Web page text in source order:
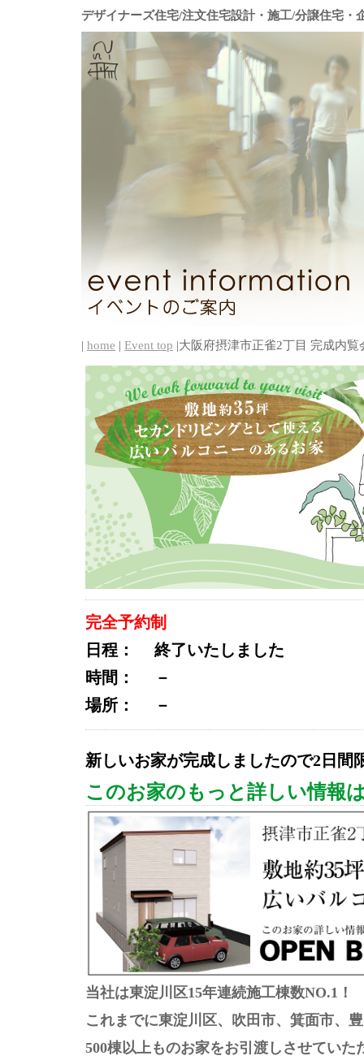
デザイナーズ住宅/注文住宅設計・施工/分譲住宅・
| home | Event top |大阪府摂津市正雀2丁目 完成内覧
完全予約制
日程：
終了いたしました
時間：
－
場所：
－
新しいお家が完成しましたので2日間
このお家のもっと詳しい情報
当社は東淀川区15年連続施工棟数NO.1！
これまでに東淀川区、吹田市、箕面市、
500棟以上ものお家をお引渡しさせていた